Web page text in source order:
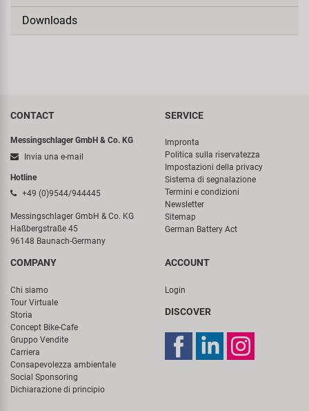
Downloads
CONTACT
Messingschlager GmbH & Co. KG
Invia una e-mail
Hotline
+49 (0)9544/944445
Messingschlager GmbH & Co. KG
Haßbergstraße 45
96148 Baunach-Germany
SERVICE
Impronta
Politica sulla riservatezza
Impostazioni della privacy
Sistema di segnalazione
Termini e condizioni
Newsletter
Sitemap
German Battery Act
COMPANY
Chi siamo
Tour Virtuale
Storia
Concept Bike-Cafe
Gruppo Vendite
Carriera
Consapevolezza ambientale
Social Sponsoring
Dichiarazione di principio
ACCOUNT
Login
DISCOVER